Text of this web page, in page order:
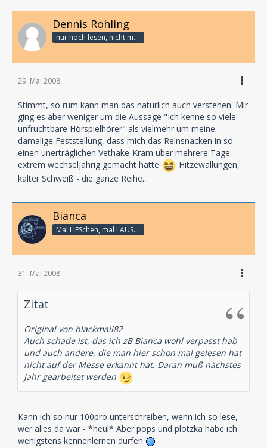
Info, NDR Kultur, N-JOY, Eine Woche lang der tägliche
Veranstaltungs-Tipp auf
Radio Hamburg, Interview auf Alster Radio 106.8 mit
Dietmar Wunder,
Hörbücher Magazin, Intro, Szene Hamburg, Prinz
Sallys, Hamburger Abendblatt und vielen mehr. Des
weiteren sind
Nachberichterstattungen angekündigt, wie z.B. ein
langes Fernseh-Special auf RTL!
Nicht zu vergessen - ligx.de, die den ganzen Tag Live-
Hörspiele und Talks ins Netz
alle verfügbar.
Und zu guter Letzt – Dank und Lob an die
Eventlocation HÜHNERPOSTEN, die uns
Die Branche wurde gefeiert, geehrt und gewürdigt!
Alle hatten großen Spaß und
wirkliches und wahrhaftiges
Hörspiel-Fest für Schauspieler, Macher, Produzenten,
Verkäufer und natürlich die
Fans.
So soll es 2009 weiter gehen!
Die Erwartungen Vieler wurden dieses Jahr weit
genug zu tun, viele Dinge für 2009 zu verbessern.
So freuen wir uns riesig auf nächstes Jahr und rufen
Dennis Rohling
nur noch lesen, nicht mehr schreiben
29. Mai 2008
Stimmt, so rum kann man das natürlich auch verstehen. Mir
ging es aber weniger um die Aussage "Ich kenne so viele
unfruchtbare Hörspielhörer" als vielmehr um meine
damalige Feststellung, dass mich das Reinsnacken in so
einen unerträglichen Vethake-Kram über mehrere Tage
extrem wechseljahrig gemacht hatte
Hitzewallungen,
kalter Schweiß - die ganze Reihe...
Bianca
Mal LIESchen, mal LAUSCHi - aber immer Linux
31. Mai 2008
Zitat
Original von blackmail82
Auch schade ist, das ich zB Bianca wohl verpasst hab
und auch andere, die man hier schon mal gelesen hat
nicht auf der Messe erkannt hat. Daran muß nächstes
Jahr gearbeitet werden
Kann ich so nur 100pro unterschreiben, wenn ich so lese,
wer alles da war - *heul* Aber pops und plotzka habe ich
wenigstens kennenlernen dürfen